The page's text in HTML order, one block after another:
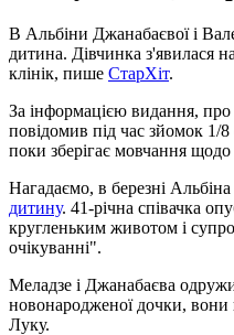
В Альбіни Джанабаєвої і
дитина. Дівчинка з'явилася
клінік, пише СтарХіт.
За інформацією видання,
повідомив під час зйомок
поки зберігає мовчання
Нагадаємо, в березні
дитину. 41-річна співачка
кругленьким животом і
очікуванні".
Меладзе і Джанабаєва
новонародженої дочки, вони
Луку.